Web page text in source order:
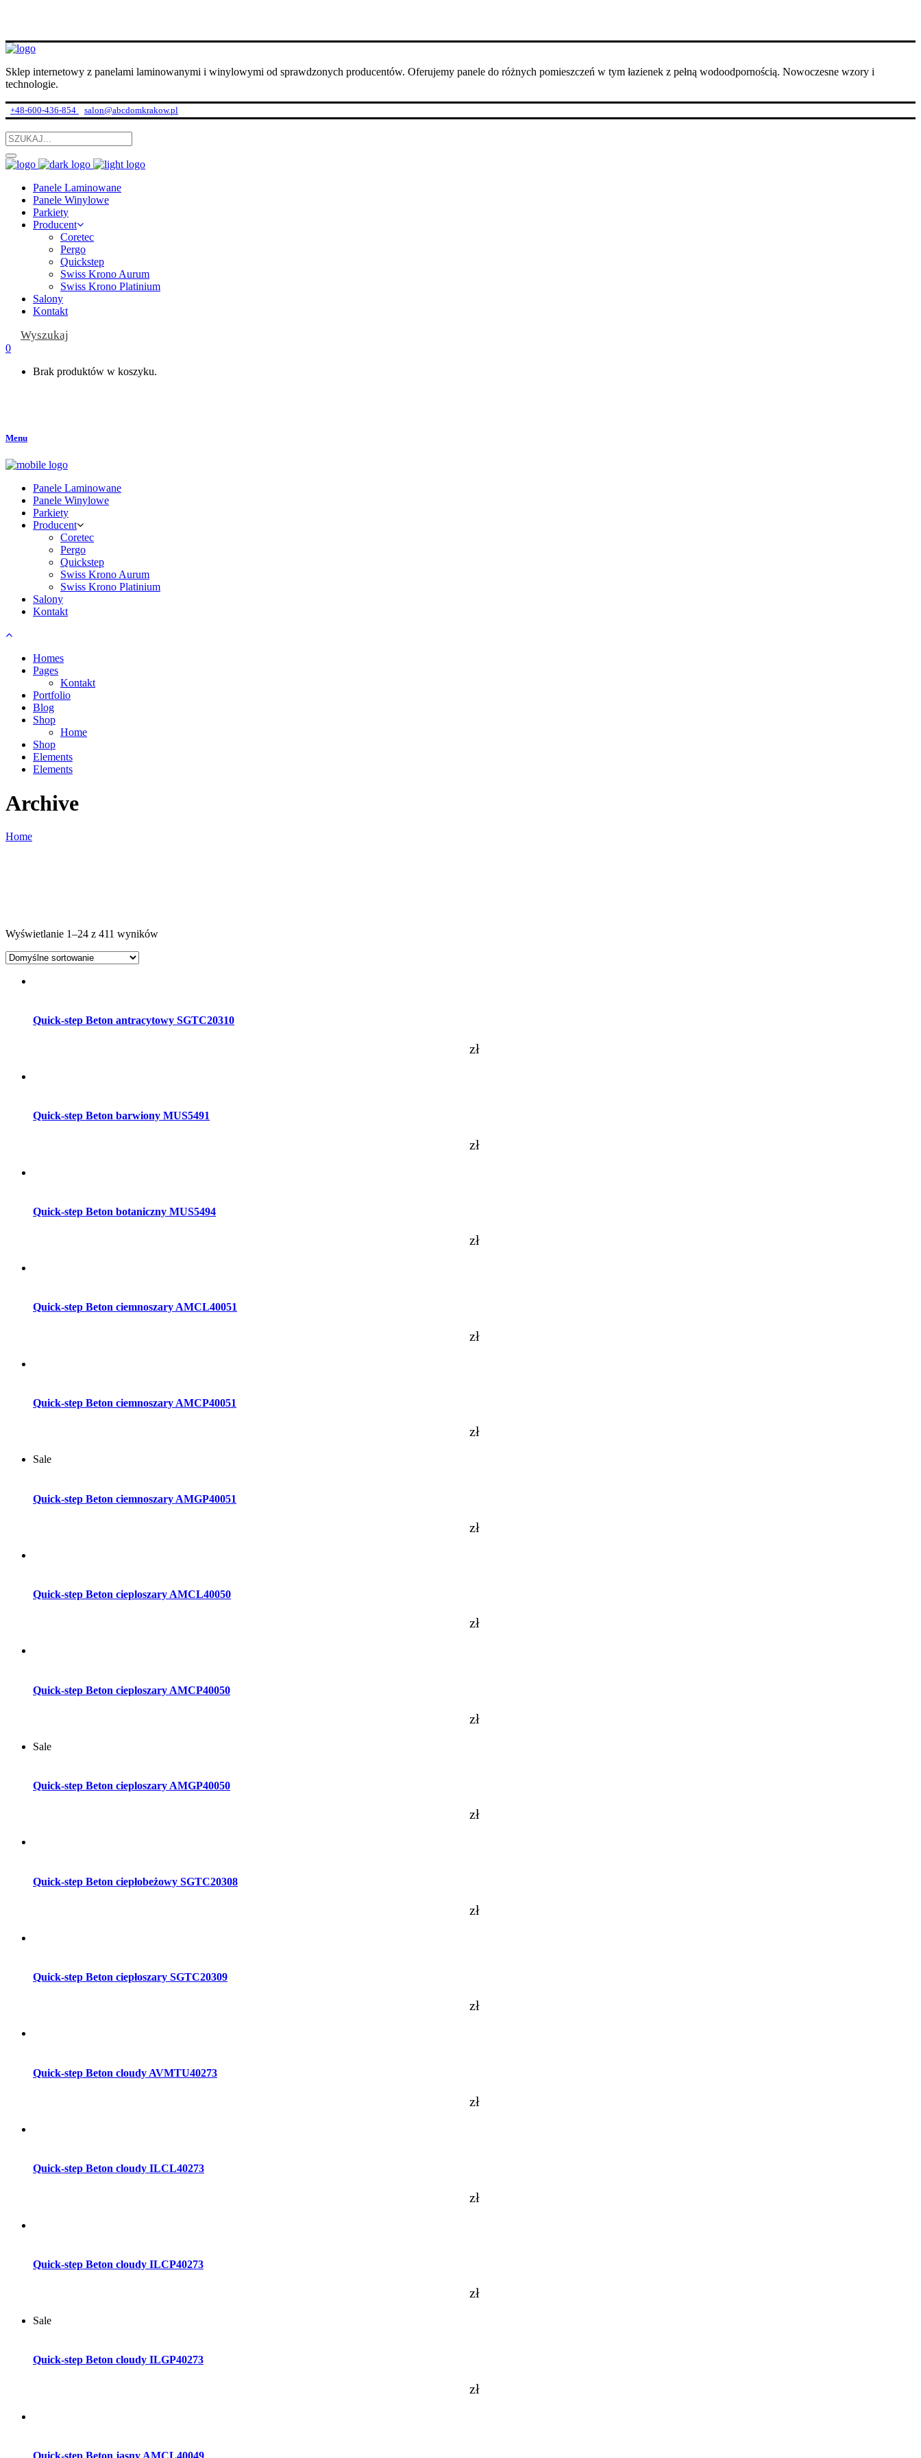
Sklep internetowy z panelami laminowanymi i winylowymi od sprawdzonych producentów. Oferujemy panele do różnych pomieszczeń w tym łazienek z pełną wodoodpornością. Nowoczesne wzory i
technologie.
+48-600-436-854 salon@abcdomkrakow.pl
Panele Laminowane
Panele Winylowe
Parkiety
Producent
Coretec
Pergo
Quickstep
Swiss Krono Aurum
Swiss Krono Platinium
Salony
Kontakt
Wyszukaj
0
Brak produktów w koszyku.
Menu
Panele Laminowane
Panele Winylowe
Parkiety
Producent
Coretec
Pergo
Quickstep
Swiss Krono Aurum
Swiss Krono Platinium
Salony
Kontakt
Homes
Pages
Kontakt
Portfolio
Blog
Shop
Home
Shop
Elements
Elements
Archive
Home
Wyświetlanie 1–24 z 411 wyników
Quick-step Beton antracytowy SGTC20310
zł
Quick-step Beton barwiony MUS5491
zł
Quick-step Beton botaniczny MUS5494
zł
Quick-step Beton ciemnoszary AMCL40051
zł
Quick-step Beton ciemnoszary AMCP40051
zł
Sale
Quick-step Beton ciemnoszary AMGP40051
zł
Quick-step Beton cieploszary AMCL40050
zł
Quick-step Beton cieploszary AMCP40050
zł
Sale
Quick-step Beton cieploszary AMGP40050
zł
Quick-step Beton ciepłobeżowy SGTC20308
zł
Quick-step Beton ciepłoszary SGTC20309
zł
Quick-step Beton cloudy AVMTU40273
zł
Quick-step Beton cloudy ILCL40273
zł
Quick-step Beton cloudy ILCP40273
zł
Sale
Quick-step Beton cloudy ILGP40273
zł
Quick-step Beton jasny AMCL40049